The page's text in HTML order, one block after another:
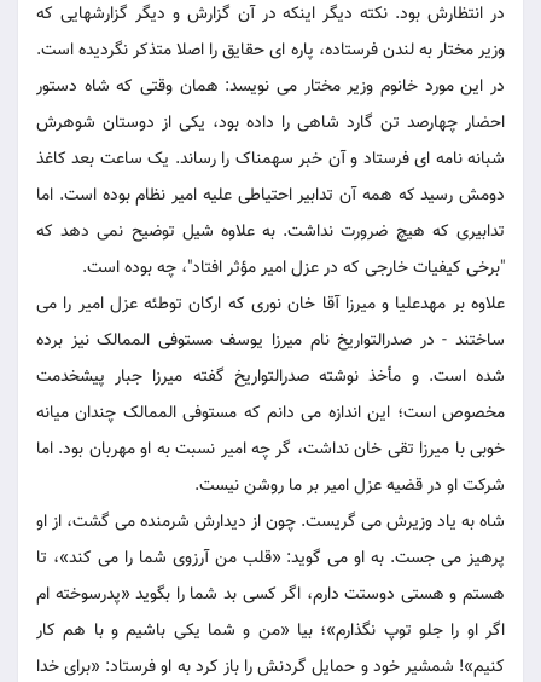
در انتظارش بود. نکته دیگر اینکه در آن گزارش و دیگر گزارشهایی که
وزیر مختار به لندن فرستاده، پاره ای حقایق را اصلا متذکر نگردیده است.
در این مورد خانوم وزیر مختار می نویسد: همان وقتی که شاه دستور
احضار چهارصد تن گارد شاهی را داده بود، یکی از دوستان شوهرش
شبانه نامه ای فرستاد و آن خبر سهمناک را رساند. یک ساعت بعد کاغذ
دومش رسید که همه آن تدابیر احتیاطی علیه امیر نظام بوده است. اما
تدابیری که هیچ ضرورت نداشت. به علاوه شیل توضیح نمی دهد که
"برخی کیفیات خارجی که در عزل امیر مؤثر افتاد"، چه بوده است.
علاوه بر مهدعلیا و میرزا آقا خان نوری که ارکان توطئه عزل امیر را می
ساختند - در صدرالتواریخ نام میرزا یوسف مستوفی الممالک نیز برده
شده است. و مأخذ نوشته صدرالتواریخ گفته میرزا جبار پیشخدمت
مخصوص است؛ این اندازه می دانم که مستوفی الممالک چندان میانه
خوبی با میرزا تقی خان نداشت، گر چه امیر نسبت به او مهربان بود. اما
شرکت او در قضیه عزل امیر بر ما روشن نیست.
شاه به یاد وزیرش می گریست. چون از دیدارش شرمنده می گشت، از او
پرهیز می جست. به او می گوید: «قلب من آرزوی شما را می کند»، تا
هستم و هستی دوستت دارم، اگر کسی بد شما را بگوید «پدرسوخته ام
اگر او را جلو توپ نگذارم»؛ بیا «من و شما یکی باشیم و با هم کار
کنیم»! شمشیر خود و حمایل گردنش را باز کرد به او فرستاد: «برای خدا